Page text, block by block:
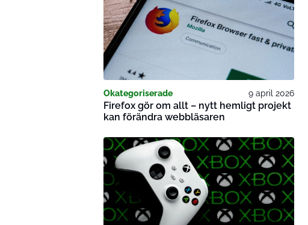
Okategoriserade 9 april 2026
Firefox gör om allt – nytt hemligt projekt
kan förändra webbläsaren